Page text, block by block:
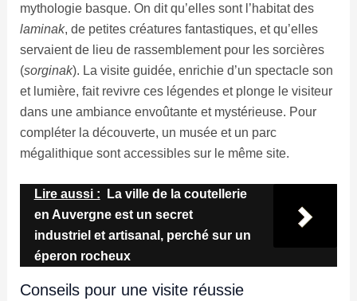
mythologie basque. On dit qu’elles sont l’habitat des
laminak, de petites créatures fantastiques, et qu’elles
servaient de lieu de rassemblement pour les sorcières
(sorginak). La visite guidée, enrichie d’un spectacle son
et lumière, fait revivre ces légendes et plonge le visiteur
dans une ambiance envoûtante et mystérieuse. Pour
compléter la découverte, un musée et un parc
mégalithique sont accessibles sur le même site.
Lire aussi :
La ville de la coutellerie
en Auvergne est un secret
industriel et artisanal, perché sur un
éperon rocheux
Conseils pour une visite réussie